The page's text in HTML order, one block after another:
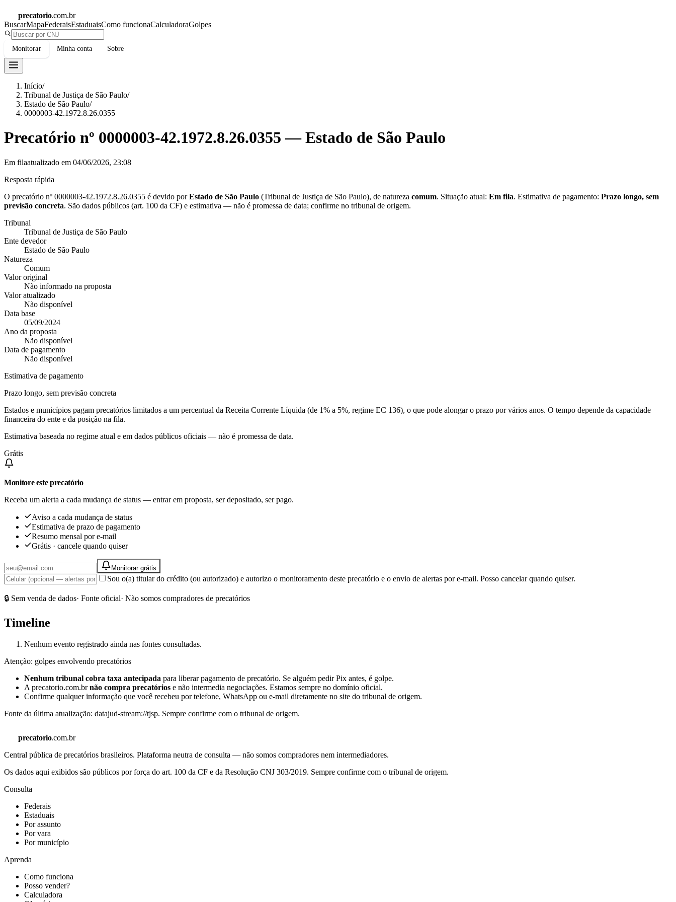
precatorio.com.br
BuscarMapaFederaisEstaduaisComo funcionaCalculadoraGolpes
Monitorar Minha conta Sobre
Início/
Tribunal de Justiça de São Paulo/
Estado de São Paulo/
0000003-42.1972.8.26.0355
Precatório nº 0000003-42.1972.8.26.0355 —Estado de São Paulo
Em filaatualizado em 04/06/2026, 23:08
Resposta rápida
O precatório nº 0000003-42.1972.8.26.0355 é devido porEstado de São Paulo (Tribunal de Justiça de São Paulo), de natureza comum. Situação atual: Em fila. Estimativa de pagamento: Prazo longo, sem
previsão concreta. São dados públicos (art. 100 da CF) e estimativa — não é promessa de data; confirme no tribunal de origem.
Tribunal
Tribunal de Justiça de São Paulo
Ente devedor
Estado de São Paulo
Natureza
Comum
Valor original
Não informado na proposta
Valor atualizado
Não disponível
Data base
05/09/2024
Ano da proposta
Não disponível
Data de pagamento
Não disponível
Estimativa de pagamento
Prazo longo, sem previsão concreta
Estados e municípios pagam precatórios limitados a um percentual da Receita Corrente Líquida (de 1% a 5%, regime EC 136), o que pode alongar o prazo por vários anos. O tempo depende da capacidade
financeira do ente e da posição na fila.
Estimativa baseada no regime atual e em dados públicos oficiais — não é promessa de data.
Grátis
Monitore este precatório
Receba um alerta a cada mudança de status — entrar em proposta, ser depositado, ser pago.
Aviso a cada mudança de status
Estimativa de prazo de pagamento
Resumo mensal por e-mail
Grátis · cancele quando quiser
Monitorar grátis
Sou o(a) titular do crédito (ou autorizado) e autorizo o monitoramento deste precatório e o envio de alertas por e-mail. Posso cancelar quando quiser.
🔒 Sem venda de dados· Fonte oficial· Não somos compradores de precatórios
Timeline
Nenhum evento registrado ainda nas fontes consultadas.
Atenção: golpes envolvendo precatórios
Nenhum tribunal cobra taxa antecipada para liberar pagamento de precatório. Se alguém pedir Pix antes, é golpe.
A precatorio.com.brnão compra precatórios e não intermedia negociações. Estamos sempre no domínio oficial.
Confirme qualquer informação que você recebeu por telefone, WhatsApp ou e-mail diretamente no site do tribunal de origem.
Fonte da última atualização: datajud-stream://tjsp. Sempre confirme com o tribunal de origem.
precatorio.com.br
Central pública de precatórios brasileiros. Plataforma neutra de consulta — não somos compradores nem intermediadores.
Os dados aqui exibidos são públicos por força do art. 100 da CF e da Resolução CNJ 303/2019. Sempre confirme com o tribunal de origem.
Consulta
Federais
Estaduais
Por assunto
Por vara
Por município
Aprenda
Como funciona
Posso vender?
Calculadora